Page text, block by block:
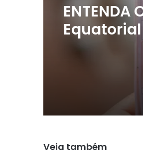
ENTENDA
valor da
Veja também